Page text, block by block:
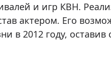
и игр КВН.
актером. Его
в 2012 году, оставив